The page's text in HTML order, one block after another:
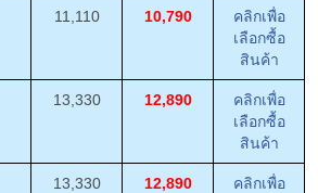
11,110 10,790
คลิกเพื่อ
เลือกซื้อ
สินค้า
13,330 12,890
คลิกเพื่อ
เลือกซื้อ
สินค้า
13,330 12,890
คลิกเพื่อ